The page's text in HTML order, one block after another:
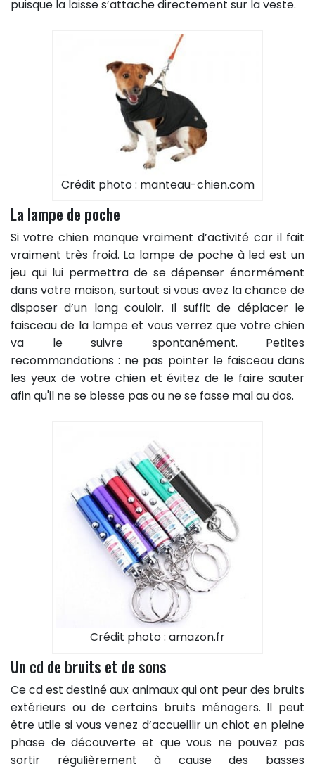
puisque la laisse s’attache directement sur la veste.
Crédit photo : manteau-chien.com
La lampe de poche
Si votre chien manque vraiment d’activité car il fait
vraiment très froid. La lampe de poche à led est un
jeu qui lui permettra de se dépenser énormément
dans votre maison, surtout si vous avez la chance de
disposer d’un long couloir. Il suffit de déplacer le
faisceau de la lampe et vous verrez que votre chien
va le suivre spontanément. Petites
recommandations : ne pas pointer le faisceau dans
les yeux de votre chien et évitez de le faire sauter
afin qu'il ne se blesse pas ou ne se fasse mal au dos.
Crédit photo : amazon.fr
Un cd de bruits et de sons
Ce cd est destiné aux animaux qui ont peur des bruits
extérieurs ou de certains bruits ménagers. Il peut
être utile si vous venez d’accueillir un chiot en pleine
phase de découverte et que vous ne pouvez pas
sortir régulièrement à cause des basses